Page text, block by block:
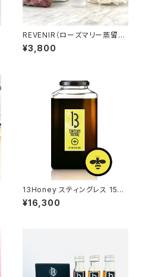
REVENIR（ローズマリー蒸留
水）
¥3,800
13Honey スティングレス 1500
g
¥16,300